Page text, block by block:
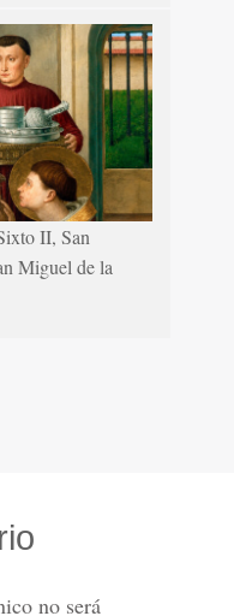
II, San
Miguel de la
no será